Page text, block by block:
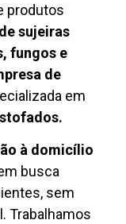
produtos
sujeiras
fungos e
de
em
à domicílio
busca
sem
Trabalhamos